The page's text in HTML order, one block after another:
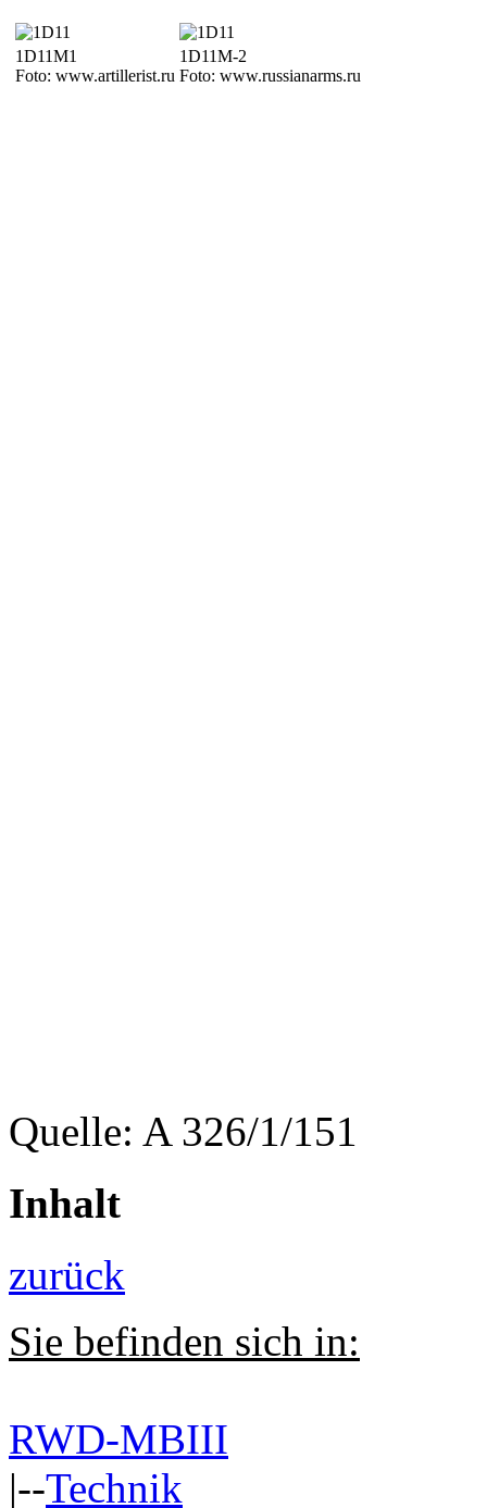
1D11M1
Foto: www.artillerist.ru
1D11M-2
Foto: www.russianarms.ru
Quelle: A 326/1/151
Inhalt
zurück
Sie befinden sich in:
RWD-MBIII
|--Technik